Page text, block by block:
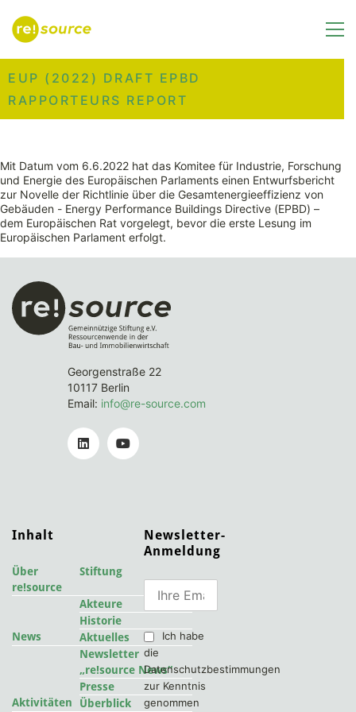
EUP (2022) DRAFT EPBD
RAPPORTEURS REPORT
Mit Datum vom 6.6.2022 hat das Komitee für Industrie, Forschung
und Energie des Europäischen Parlaments einen Entwurfsbericht
zur Novelle der Richtlinie über die Gesamtenergieeffizienz von
Gebäuden - Energy Performance Buildings Directive (EPBD) –
dem Europäischen Rat vorgelegt, bevor die erste Lesung im
Europäischen Parlament erfolgt.
Georgenstraße 22
10117 Berlin
Email: info@re-source.com
Inhalt
Über
re!source
Stiftung
Akteure
Historie
News
Aktuelles
Newsletter
„re!source News“
Presse
Aktivitäten
Überblick
Newsletter-
Anmeldung
Ich habe
die
Datenschutzbestimmungen
zur Kenntnis
genommen